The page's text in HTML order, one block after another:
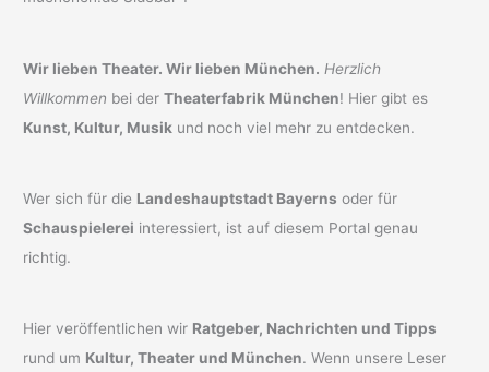
Wir lieben Theater. Wir lieben München. Herzlich
Willkommen bei derTheaterfabrik München! Hier gibt es
Kunst, Kultur, Musik und noch viel mehr zu entdecken.
Wer sich für die Landeshauptstadt Bayerns oder für
Schauspielerei interessiert, ist auf diesem Portal genau
richtig.
Hier veröffentlichen wir Ratgeber, Nachrichten und Tipps
rund um Kultur, Theater und München. Wenn unsere Leser